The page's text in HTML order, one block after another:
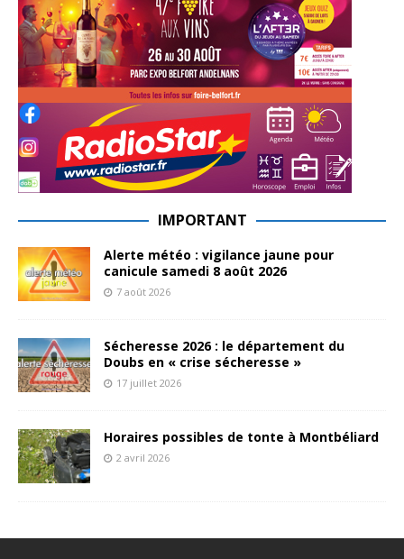
IMPORTANT
Alerte météo : vigilance jaune pour
canicule samedi 8 août 2026
7 août 2026
Sécheresse 2026 : le département du
Doubs en « crise sécheresse »
17 juillet 2026
Horaires possibles de tonte à Montbéliard
2 avril 2026